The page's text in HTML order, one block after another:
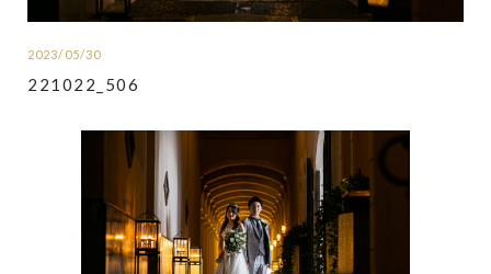
2023/05/30
221022_506